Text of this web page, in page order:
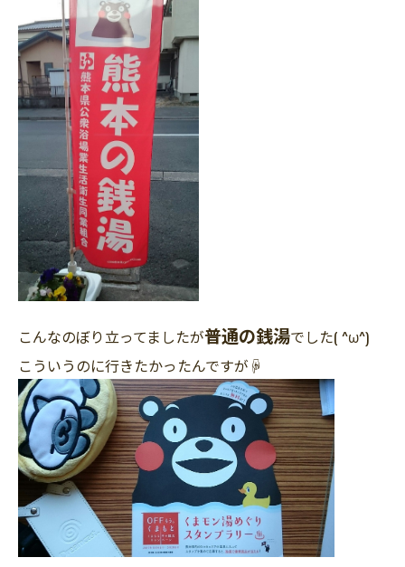
こんなのぼり立ってましたが普通の銭湯でした( ^ω^)
こういうのに行きたかったんですが☟